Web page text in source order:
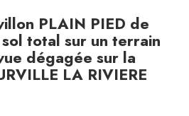
PLAIN PIED de
sol total sur un terrain
dégagée sur la
LA RIVIERE